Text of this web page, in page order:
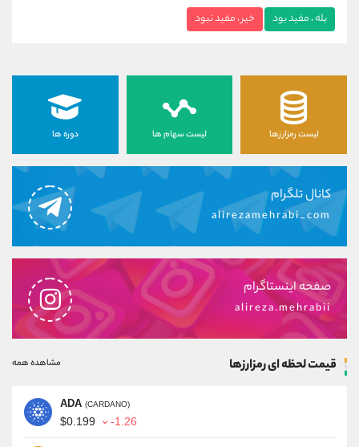
بله ، مفید بود خیر ، مفید نبود
لیست رمزارزها لیست سهام ها دوره ها
کانال تلگرام
alirezamehrabi_com
صفحه اینستاگرام
alireza.mehrabii
قیمت لحظه ای رمزارزها مشاهده همه
ADA (CARDANO)
$0.199 -1.26